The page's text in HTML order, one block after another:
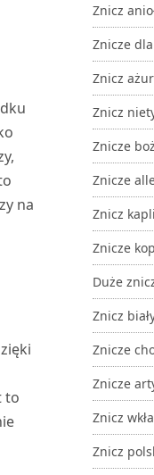
na
to
Znicz
Znicze
Znicz
Znicz
Znicze
Znicze
Znicz
Znicze
Duże
Znicz
Znicze
Znicze
Znicz
Znicz